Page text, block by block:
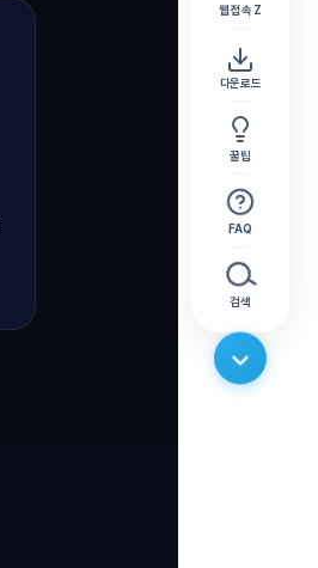
웹 접속 Z
다운로드
꿀팁
FAQ
검색